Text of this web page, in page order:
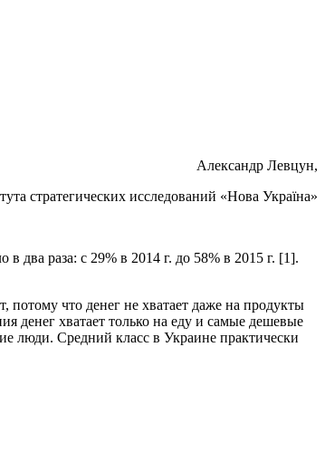
Александр Левцун,
стратегических исследований «Нова Україна»
два раза: с 29% в 2014 г. до 58% в 2015 г. [1].
что денег не хватает даже на продукты
денег хватает только на еду и самые дешевые
люди. Средний класс в Украине практически